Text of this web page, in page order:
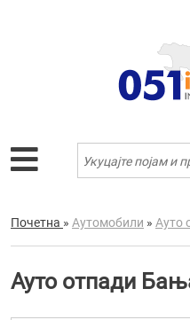
Почетна » Аутомобили » Ауто
Ауто отпади